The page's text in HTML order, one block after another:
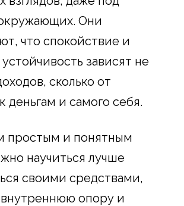
Они
что спокойствие и
зависят не
сколько от
деньгам и самого себя.
простым и понятным
научиться лучше
своими средствами,
внутреннюю опору и